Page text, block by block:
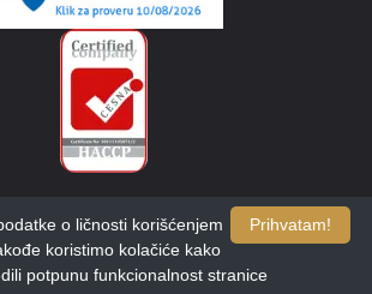
Prihvatam!
o ličnosti korišćenjem
koristimo kolačiće kako
potpunu funkcionalnost stranice